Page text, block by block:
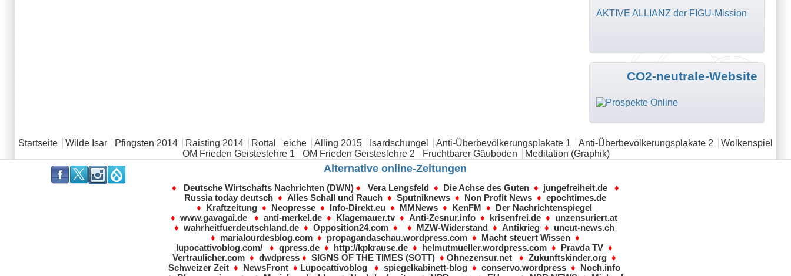
AKTIVE ALLIANZ der FIGU-Mission
CO2-neutrale-Website
Hauptmenü
Startseite Wilde Isar Pfingsten 2014 Raisting 2014 Rottal eiche Alling 2015 Isardschungel Anti-Überbevölkerungsplakate 1 Anti-Überbevölkerungsplakate 2
Wolkenspiel
OM Frieden Geisteslehre 1
OM Frieden Geisteslehre 2 Fruchtbarer Gäuboden Meditation (Graphik)
. . . . Alternative online-Zeitungen
♦ Deutsche Wirtschafts Nachrichten (DWN)♦ Vera Lengsfeld♦ Die Achse des Guten♦ jungefreiheit.de
♦
Russia today deutsch ♦Alles Schall und Rauch ♦Sputniknews ♦ Non Profit News ♦epochtimes.de
♦ Kraftzeitung♦ Neopresse♦ Info-Direkt.eu♦ MMNews♦ KenFM ♦ Der Nachrichtenspiegel
♦www.gavagai.de ♦anti-merkel.de ♦ Klagemauer.tv ♦Anti-Zesnur.info ♦ krisenfrei.de ♦ unzensuriert.at
♦ wahrheitfuerdeutschland.de♦ Opposition24.com ♦ ♦ MZW-Widerstand ♦ Antikrieg♦ uncut-news.ch
♦ marialourdesblog.com ♦ propagandaschau.wordpress.com ♦ Macht steuert Wissen ♦
lupocattivoblog.com/
♦ qpress.de♦ http://kpkrause.de ♦ helmutmueller.wordpress.com♦ Pravda TV ♦
Vertraulicher.com♦ dwdpress ♦ SIGNS OF THE TIMES (SOTT) ♦ Ohnezensur.net♦ Zukunftskinder.org♦
Schweizer Zeit♦ NewsFront♦ Lupocattivoblog♦ spiegelkabinett-blog♦ conservo.wordpress♦ Noch.info